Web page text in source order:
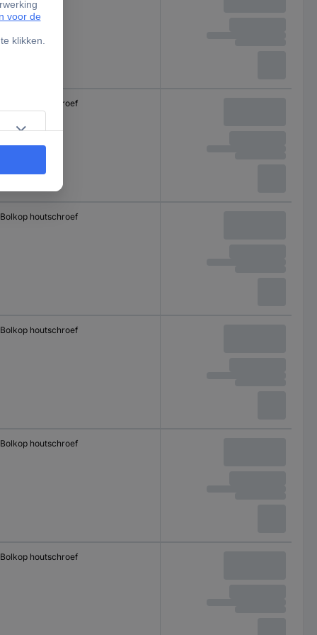
Bolkop houtschroef
Bolkop houtschroef
Bolkop houtschroef
Bolkop houtschroef
Bolkop houtschroef